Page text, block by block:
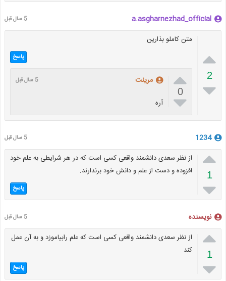
a.asgharnezhad_official 5 سال قبل

2

متن کاملو بذارین
پاسخ

0

مرینت 5 سال قبل
آره
1234 5 سال قبل

1

از نظر سعدی دانشمند واقعی کسی است که در هر شرایطی به علم خود
افزوده و دست از علم و دانش خود برندارند.
پاسخ
نویسنده 5 سال قبل

1

از نظر سعدی دانشمند واقعی کسی است که علم رابیاموزد و به آن عمل
کند
پاسخ